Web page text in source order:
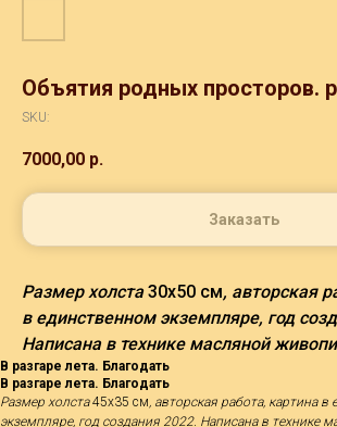
Объятия родных просторов.
SKU:
7000,00 р.
Заказать
Размер холста30х50 см, авторская
в единственном экземпляре, год
Написана в технике масляной
В разгаре лета. Благодать
В разгаре лета. Благодать
Размер холста45х35 см, авторская работа, картина в
экземпляре, год создания 2022. Написана в технике